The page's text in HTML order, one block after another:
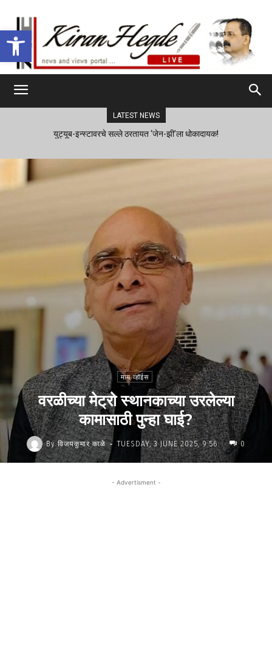
Open toolbar
LATEST NEWS
युट्यूब-इन्स्टावरचे सल्ले ठरतायत ‘जेन-झी’ला धोकादायक!
माय व्हॉईस
वरळीच्या मेट्रो स्थानकाच्या उरलेल्या
कामासाठी पुन्हा घाई?
By विजयकुमार काळे - TUESDAY, 3 JUNE 2025, 9:56 0
- Advertisment -